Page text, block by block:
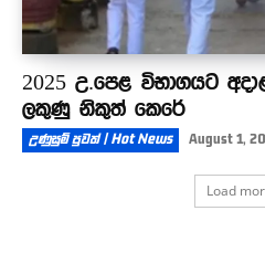
2025 උ.පෙළ විභාගයට
ලකුණු නිකුත් කෙරේ
උණුසුම් පුවත් | Hot News August 1,
Load